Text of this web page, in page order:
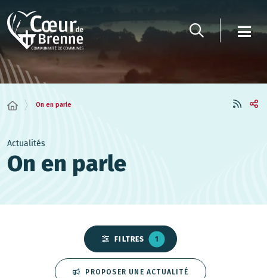
On en parle
Actualités
On en parle
FILTRES 1
PROPOSER UNE ACTUALITÉ